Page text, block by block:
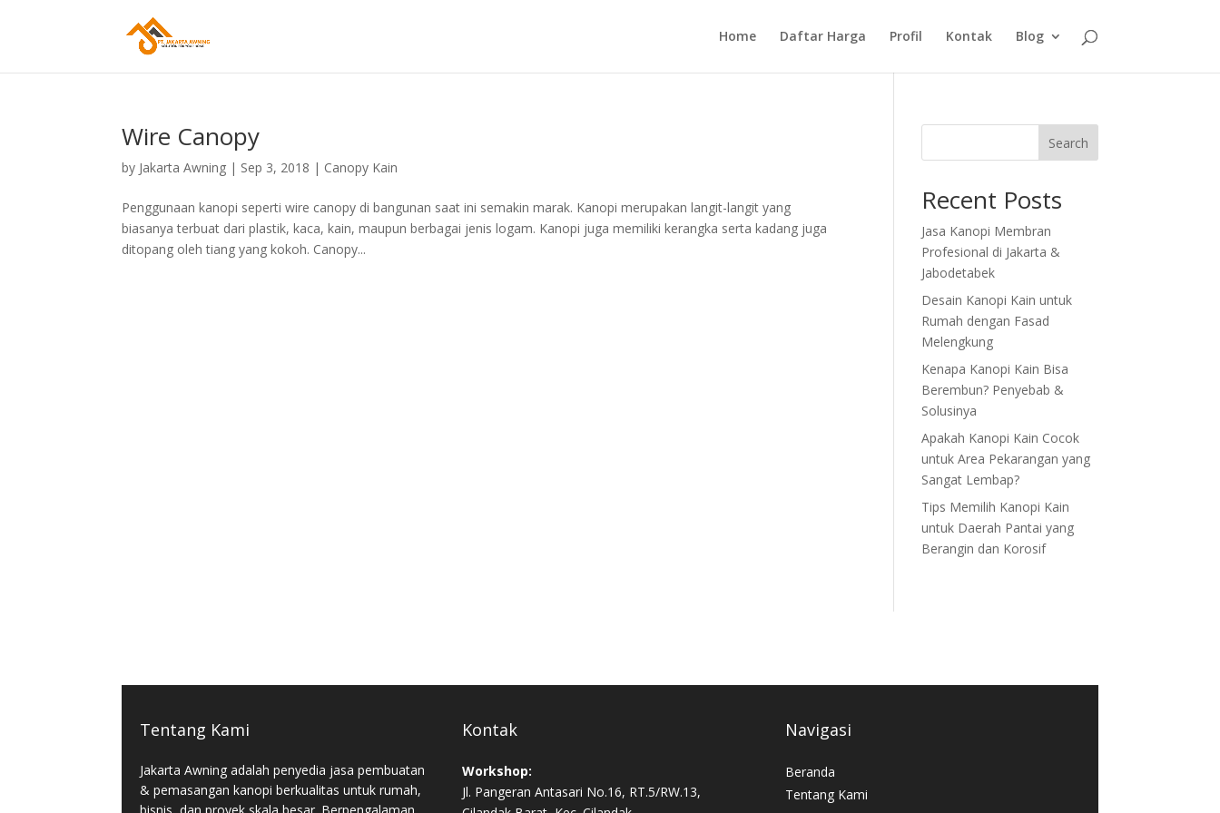
Home Daftar Harga Profil Kontak Blog
Wire Canopy
by Jakarta Awning | Sep 3, 2018 | Canopy Kain
Penggunaan kanopi seperti wire canopy di bangunan saat ini semakin marak. Kanopi merupakan langit-langit yang
biasanya terbuat dari plastik, kaca, kain, maupun berbagai jenis logam. Kanopi juga memiliki kerangka serta kadang juga
ditopang oleh tiang yang kokoh. Canopy...
Search
Recent Posts
Jasa Kanopi Membran
Profesional di Jakarta &
Jabodetabek
Desain Kanopi Kain untuk
Rumah dengan Fasad
Melengkung
Kenapa Kanopi Kain Bisa
Berembun? Penyebab &
Solusinya
Apakah Kanopi Kain Cocok
untuk Area Pekarangan yang
Sangat Lembap?
Tips Memilih Kanopi Kain
untuk Daerah Pantai yang
Berangin dan Korosif
Tentang Kami
Jakarta Awning adalah penyedia jasa pembuatan
& pemasangan kanopi berkualitas untuk rumah,
bisnis, dan proyek skala besar. Berpengalaman,
Kontak
Workshop:
Jl. Pangeran Antasari No.16, RT.5/RW.13,
Navigasi
Beranda
Tentang Kami